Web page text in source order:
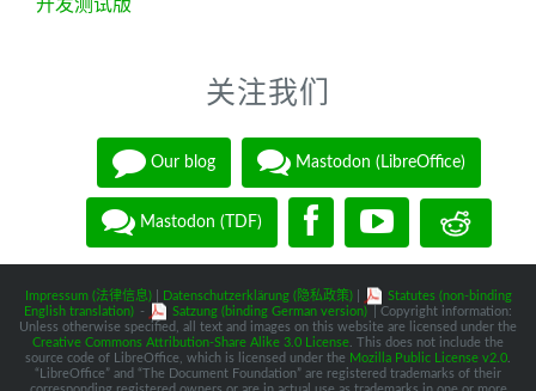
开发测试版
关注我们
Our blog Mastodon (LibreOffice)
Mastodon (TDF)
Impressum (法律信息)| Datenschutzerklärung (隐私政策)|
Statutes (non-binding
English translation) - Satzung (binding German version)
| Copyright information:
Unless otherwise specified, all text and images on this website are licensed under the
Creative Commons Attribution-Share Alike 3.0 License . This does not include the
source code of LibreOffice, which is licensed under the Mozilla Public License v2.0
“LibreOffice” and “The Document Foundation” are registered trademarks of their